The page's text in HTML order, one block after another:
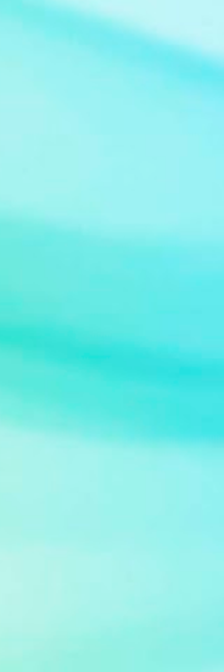
Original: I Dream of Jeannie) Bild: Jeannie at